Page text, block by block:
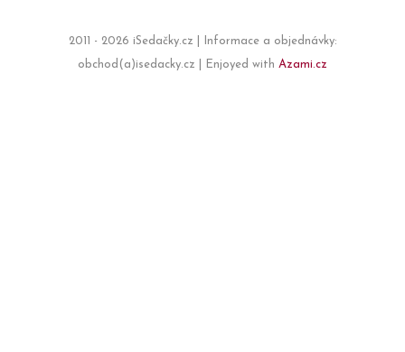
2011 - 2026 iSedačky.cz | Informace a objednávky:
obchod(a)isedacky.cz | Enjoyed with Azami.cz